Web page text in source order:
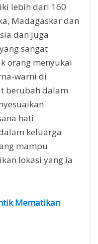
lebih dari 160
Madagaskar dan
dan juga
sangat
orang menyukai
warni di
berubah dalam
hati
keluarga
mampu
lokasi yang ia
Mematikan